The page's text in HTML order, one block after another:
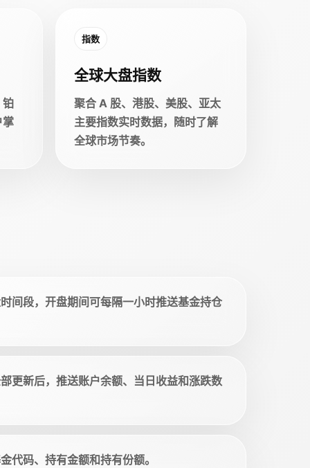
铂
掌
指数
全球大盘指数
聚合 A 股、港股、美股、亚太
主要指数实时数据，随时了解
全球市场节奏。
间段，开盘期间可每隔一小时推送基金持仓
更新后，推送账户余额、当日收益和涨跌数
代码、持有金额和持有份额。